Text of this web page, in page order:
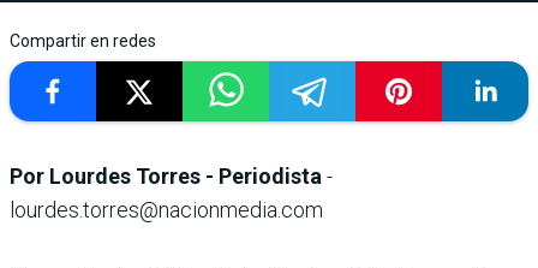
Compartir en redes
Por Lourdes Torres - Periodista -
lourdes.torres@nacionmedia.com